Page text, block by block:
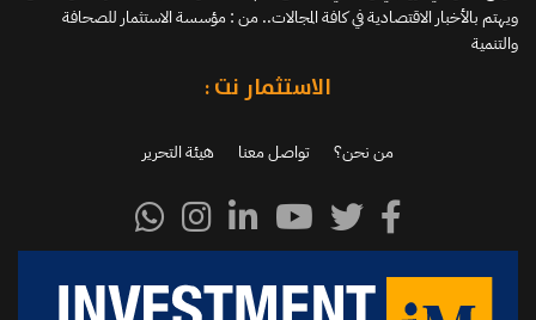
ويهتم بالأخبار الاقتصادية في كافة المجالات.. من : مؤسسة الاستثمار للصحافة
والتنمية
الاستثمار نت :
من نحن؟ تواصل معنا هيئة التحرير